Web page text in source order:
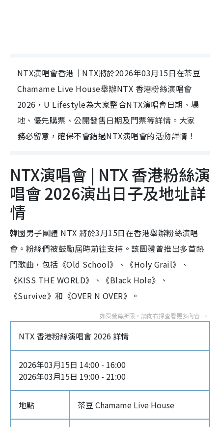
NTX演唱會香港｜NTX將於2026年03月15日在茶豆
Chamame Live House舉辦NTX 香港粉絲演唱會
2026，U Lifestyle為大家整合NTX演唱會日期、場
地、優先購票、公開發售日期及門票等詳情。大家
務必留意，確保不會錯過NTX演唱會的活動詳情！
NTX演唱會 | NTX 香港粉絲演
唱會 2026演出日子及地址詳
情
韓國男子團體 NTX 將於3月15日在香港舉辦粉絲演唱
會。粉絲們被鼓勵屆時前往支持。該團體曾推出多首熱
門歌曲，包括《Old School》、《Holy Grail》、
《KISS THE WORLD》、《Black Hole》、
《Survive》和《OVER N OVER》。
NTX 香港粉絲演唱會 2026 詳情
2026年03月15日 14:00 - 16:00
2026年03月15日 19:00 - 21:00
地點 茶豆 Chamame Live House